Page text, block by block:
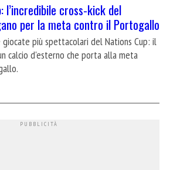
l’incredibile cross-kick del
per la meta contro il Portogallo
giocate più spettacolari del Nations Cup: il
calcio d'esterno che porta alla meta